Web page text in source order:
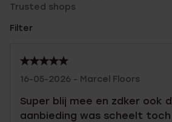
Trusted shops
Filter
16-05-2026 - Marcel Floors
Super blij mee en zdker ook
aanbieding was scheelt